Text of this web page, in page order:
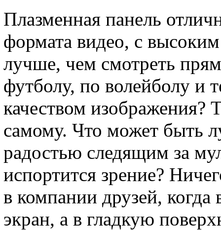
Плазменная панель
формата видео, с
лучше, чем смотреть
футболу, по волейболу и
качеством изображения?
самому. Что может быть
радостью следящим за
испортится зрение?
в компании друзей, когда
экран, а в гладкую